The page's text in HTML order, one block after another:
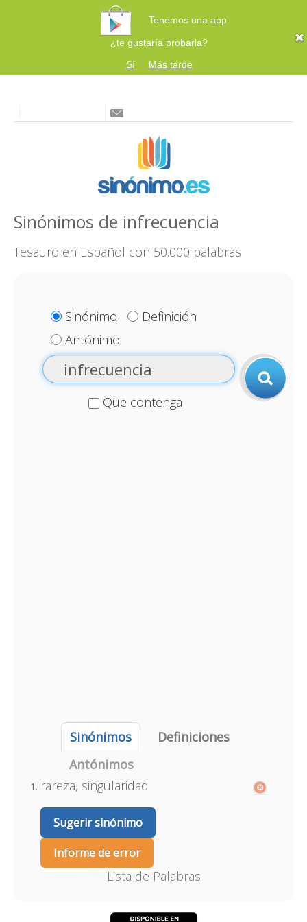
Tenemos una app
¿te gustaría probarla?
Sí
Más tarde
Sinónimos de infrecuencia
Tesauro en Español con 50.000 palabras
Sinónimo
Definición
Antónimo
Que contenga
Sinónimos
Definiciones
Antónimos
rareza, singularidad
Sugerir sinónimo
Informe de error
Lista de Palabras